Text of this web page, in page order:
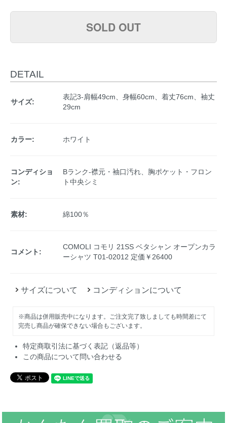
SOLD OUT
DETAIL
サイズ:
表記3-肩幅49cm、身幅60cm、着丈76cm、袖丈
29cm
カラー: ホワイト
コンディショ
ン:
Bランク-襟元・袖口汚れ、胸ポケット・フロン
ト中央シミ
素材: 綿100％
コメント:
COMOLI コモリ 21SS ベタシャン オープンカラ
ーシャツ T01-02012 定価￥26400
サイズについて コンディションについて
※商品は併用販売中になります。ご注文完了致しましても時間差にて
完売し商品が確保できない場合もございます。
特定商取引法に基づく表記（返品等）
この商品について問い合わせる